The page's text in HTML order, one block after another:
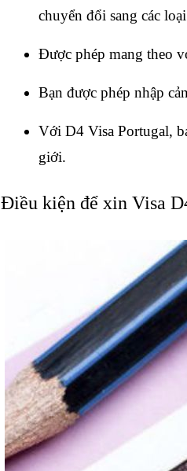
chuyển đổi sang các
Được phép mang theo
Bạn được phép nhập
Với D4 Visa Portugal,
giới.
Điều kiện để xin Visa